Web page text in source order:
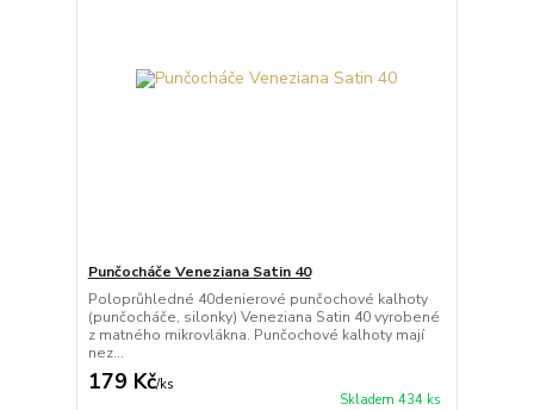
Punčocháče Veneziana Satin 40
Poloprůhledné 40denierové punčochové kalhoty
(punčocháče, silonky) Veneziana Satin 40 vyrobené
z matného mikrovlákna. Punčochové kalhoty mají
nez...
179 Kč/ks
Skladem 434 ks